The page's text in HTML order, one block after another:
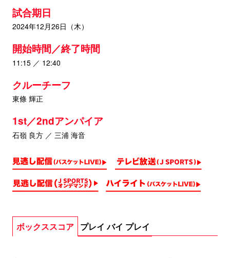
試合期日
2024年12月26日（木）
開始時間／終了時間
11:15 ／ 12:40
クルーチーフ
東條 輝正
1st／2ndアンパイア
石嶺 良方 ／ 三浦 海音
ボックススコア プレイ バイ プレイ